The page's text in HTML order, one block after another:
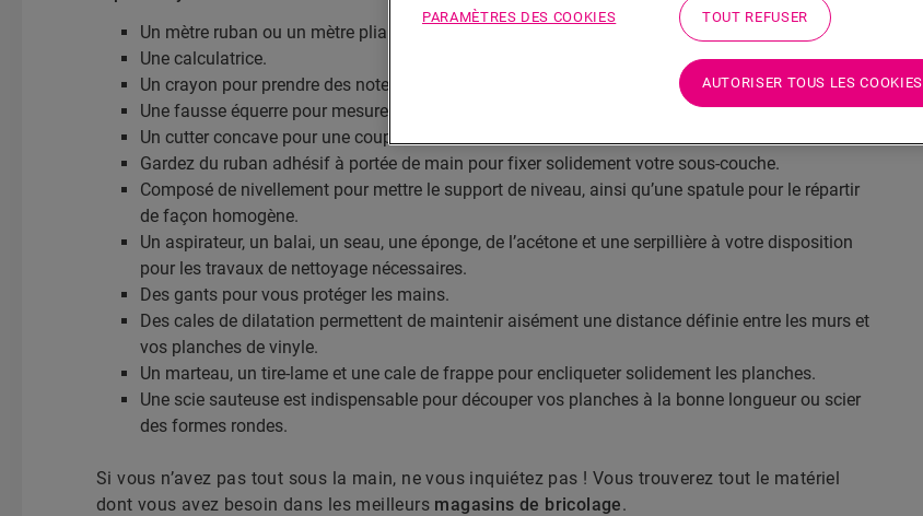
Un mètre ruban ou un mètre pliant pour mesurer votre pièce.
Une calculatrice.
Un crayon pour prendre des notes et marquer les lignes de coupe et de sciage.
Une fausse équerre pour mesurer les coins.
Un cutter concave pour une coupe facile.
Gardez du ruban adhésif à portée de main pour fixer solidement votre sous-couche.
Composé de nivellement pour mettre le support de niveau, ainsi qu’une spatule pour le répartir
de façon homogène.
Un aspirateur, un balai, un seau, une éponge, de l’acétone et une serpillière à votre disposition
pour les travaux de nettoyage nécessaires.
Des gants pour vous protéger les mains.
Des cales de dilatation permettent de maintenir aisément une distance définie entre les murs et
vos planches de vinyle.
Un marteau, un tire-lame et une cale de frappe pour encliqueter solidement les planches.
Une scie sauteuse est indispensable pour découper vos planches à la bonne longueur ou scier
des formes rondes.
Si vous n’avez pas tout sous la main, ne vous inquiétez pas ! Vous trouverez tout le matériel
dont vous avez besoin dans les meilleurs magasins de bricolage.
PARAMÈTRES DES COOKIES TOUT REFUSER
AUTORISER TOUS LES COOKIES